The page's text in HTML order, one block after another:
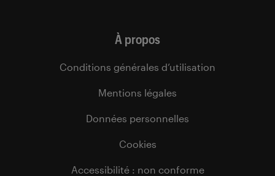
À propos
Conditions générales d’utilisation
Mentions légales
Données personnelles
Cookies
Accessibilité : non conforme